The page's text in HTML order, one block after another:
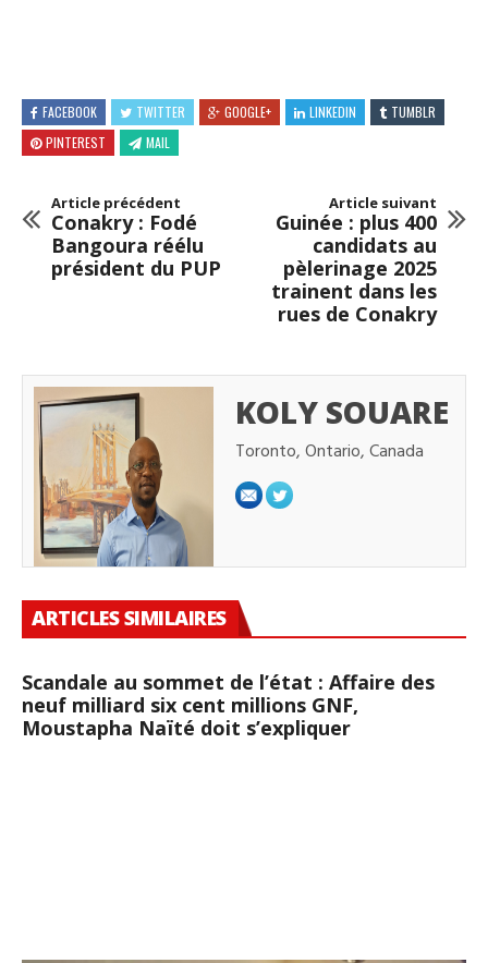
FACEBOOK TWITTER GOOGLE+ LINKEDIN
TUMBLR
PINTEREST
MAIL
Article précédent
Conakry : Fodé
Bangoura réélu
président du PUP
Article suivant
Guinée : plus 400
candidats au
pèlerinage 2025
trainent dans les
rues de Conakry
KOLY SOUARE
Toronto, Ontario, Canada
ARTICLES SIMILAIRES
Scandale au sommet de l’état : Affaire des
neuf milliard six cent millions GNF,
Moustapha Naïté doit s’expliquer